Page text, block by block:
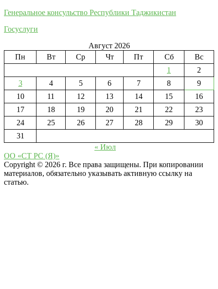
Генеральное консульство Республики Таджикистан
Госуслуги
Август 2026
Пн
Вт Ср Чт Пт Сб
Вс
1
2
3
4 5 6 7 8
9
10
11 12 13 14 15
16
17
18 19 20 21 22
23
24
25 26 27 28 29
30
31
« Июл
ОО «СТ РС (Я)»
Copyright © 2026 г. Все права защищены. При копировании
материалов, обязательно указывать активную ссылку на
статью.